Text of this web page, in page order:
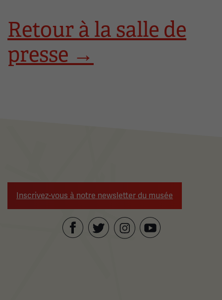
Retour à la salle de
presse →
Inscrivez-vous à notre newsletter du musée